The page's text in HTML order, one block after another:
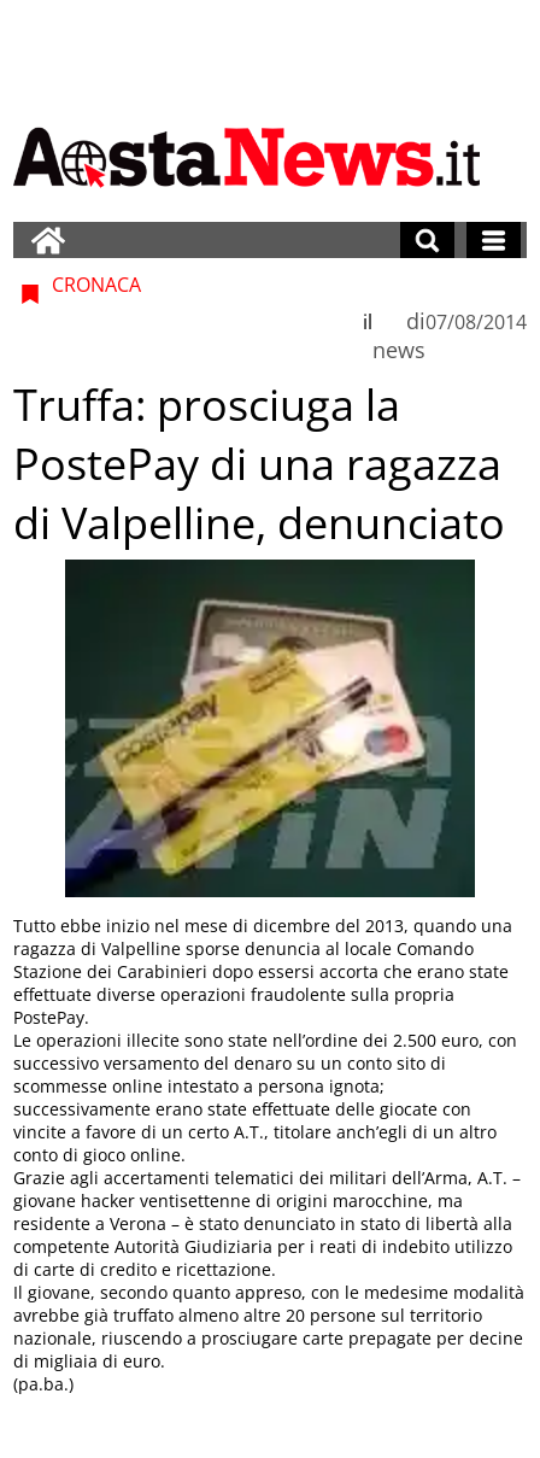
CRONACA
di
news
il 07/08/2014
Truffa: prosciuga la
PostePay di una ragazza
di Valpelline, denunciato
Tutto ebbe inizio nel mese di dicembre del 2013, quando una
ragazza di Valpelline sporse denuncia al locale Comando
Stazione dei Carabinieri dopo essersi accorta che erano state
effettuate diverse operazioni fraudolente sulla propria
PostePay.
Le operazioni illecite sono state nell’ordine dei 2.500 euro, con
successivo versamento del denaro su un conto sito di
scommesse online intestato a persona ignota;
successivamente erano state effettuate delle giocate con
vincite a favore di un certo A.T., titolare anch’egli di un altro
conto di gioco online.
Grazie agli accertamenti telematici dei militari dell’Arma, A.T. –
giovane hacker ventisettenne di origini marocchine, ma
residente a Verona – è stato denunciato in stato di libertà alla
competente Autorità Giudiziaria per i reati di indebito utilizzo
di carte di credito e ricettazione.
Il giovane, secondo quanto appreso, con le medesime modalità
avrebbe già truffato almeno altre 20 persone sul territorio
nazionale, riuscendo a prosciugare carte prepagate per decine
di migliaia di euro.
(pa.ba.)